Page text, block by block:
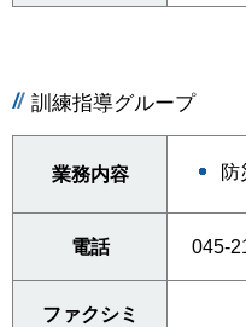
訓練指導グループ
業務内容 防
電話 045-
ファクシミ